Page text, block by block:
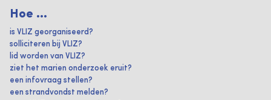
Hoe ...
is VLIZ georganiseerd?
solliciteren bij VLIZ?
lid worden van VLIZ?
ziet het marien onderzoek eruit?
een infovraag stellen?
een strandvondst melden?